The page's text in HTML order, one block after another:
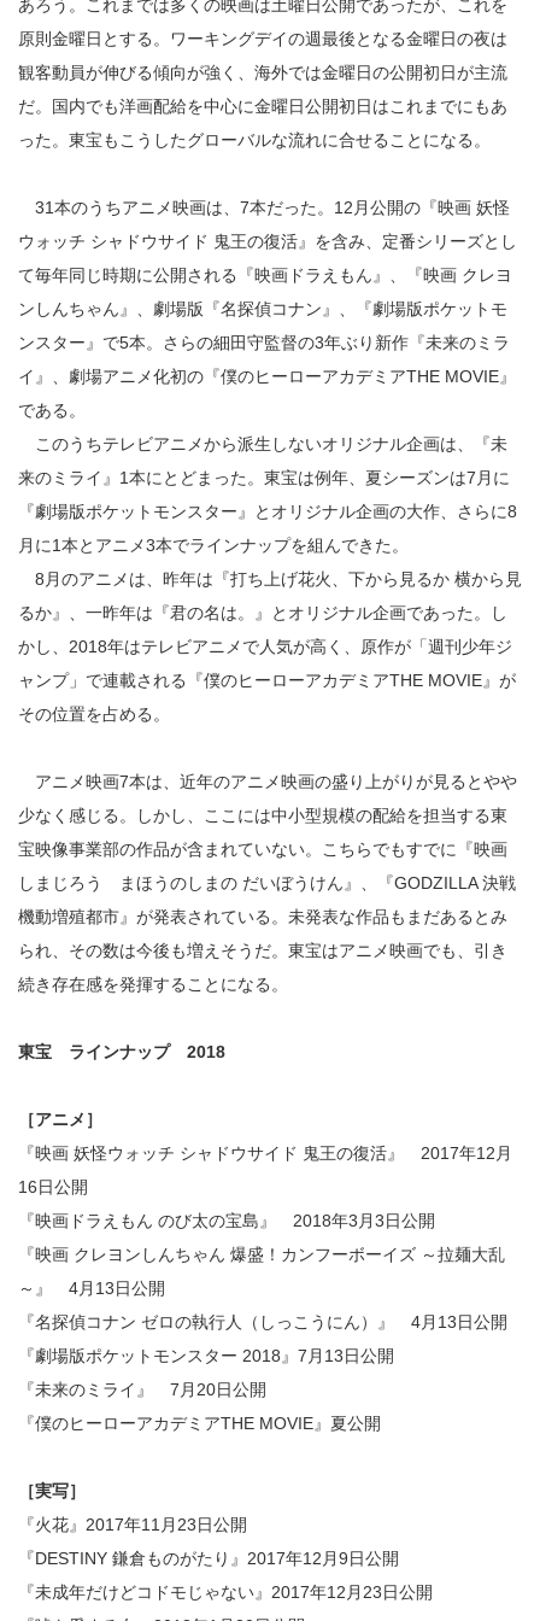
あろう。これまでは多くの映画は土曜日公開であったが、これを
原則金曜日とする。ワーキングデイの週最後となる金曜日の夜は
観客動員が伸びる傾向が強く、海外では金曜日の公開初日が主流
だ。国内でも洋画配給を中心に金曜日公開初日はこれまでにもあ
った。東宝もこうしたグローバルな流れに合せることになる。
31本のうちアニメ映画は、7本だった。12月公開の『映画 妖怪
ウォッチ シャドウサイド 鬼王の復活』を含み、定番シリーズとし
て毎年同じ時期に公開される『映画ドラえもん』、『映画 クレヨ
ンしんちゃん』、劇場版『名探偵コナン』、『劇場版ポケットモ
ンスター』で5本。さらの細田守監督の3年ぶり新作『未来のミラ
イ』、劇場アニメ化初の『僕のヒーローアカデミアTHE MOVIE』
である。
このうちテレビアニメから派生しないオリジナル企画は、『未
来のミライ』1本にとどまった。東宝は例年、夏シーズンは7月に
『劇場版ポケットモンスター』とオリジナル企画の大作、さらに8
月に1本とアニメ3本でラインナップを組んできた。
8月のアニメは、昨年は『打ち上げ花火、下から見るか 横から見
るか』、一昨年は『君の名は。』とオリジナル企画であった。し
かし、2018年はテレビアニメで人気が高く、原作が「週刊少年ジ
ャンプ」で連載される『僕のヒーローアカデミアTHE MOVIE』が
その位置を占める。
アニメ映画7本は、近年のアニメ映画の盛り上がりが見るとやや
少なく感じる。しかし、ここには中小型規模の配給を担当する東
宝映像事業部の作品が含まれていない。こちらでもすでに『映画
しまじろう まほうのしまの だいぼうけん』、『GODZILLA 決戦
機動増殖都市』が発表されている。未発表な作品もまだあるとみ
られ、その数は今後も増えそうだ。東宝はアニメ映画でも、引き
続き存在感を発揮することになる。
東宝 ラインナップ 2018
［アニメ］
『映画 妖怪ウォッチ シャドウサイド 鬼王の復活』 2017年12月
16日公開
『映画ドラえもん のび太の宝島』 2018年3月3日公開
『映画 クレヨンしんちゃん 爆盛！カンフーボーイズ ～拉麺大乱
～』 4月13日公開
『名探偵コナン ゼロの執行人（しっこうにん）』 4月13日公開
『劇場版ポケットモンスター 2018』7月13日公開
『未来のミライ』 7月20日公開
『僕のヒーローアカデミアTHE MOVIE』夏公開
［実写］
『火花』2017年11月23日公開
『DESTINY 鎌倉ものがたり』2017年12月9日公開
『未成年だけどコドモじゃない』2017年12月23日公開